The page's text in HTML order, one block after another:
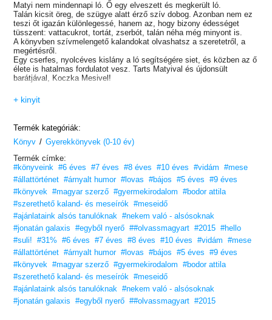
Matyi nem mindennapi ló. Ő egy elveszett és megkerült ló.
Talán kicsit öreg, de szügye alatt érző szív dobog. Azonban nem ez
teszi őt igazán különlegessé, hanem az, hogy bizony édességet
tüsszent: vattacukrot, tortát, zserbót, talán néha még minyont is.
A könyvben szívmelengető kalandokat olvashatsz a szeretetről, a
megértésről.
Egy cserfes, nyolcéves kislány a ló segítségére siet, és közben az ő
élete is hatalmas fordulatot vesz. Tarts Matyival és újdonsült
barátjával, Koczka Mesivel!
Kedves történet kicsiknek és nagyoknak!
+ kinyit
Termék kategóriák:
Könyv / Gyerekkönyvek (0-10 év)
Termék címke:
#könyveink #6 éves #7 éves #8 éves #10 éves #vidám
#mese
#állattörténet #árnyalt humor #lovas #bájos #5 éves
#9 éves
#könyvek #magyar szerző #gyermekirodalom
#bodor attila
#szerethető kaland- és meseírók #meseidő
#ajánlataink alsós tanulóknak #nekem való - alsósoknak
#jonatán galaxis
#egyből nyerő ##olvassmagyart #2015 #hello
#suli!
#31% #6 éves #7 éves #8 éves #10 éves #vidám
#mese
#állattörténet #árnyalt humor #lovas #bájos #5 éves
#9 éves
#könyvek #magyar szerző #gyermekirodalom
#bodor attila
#szerethető kaland- és meseírók #meseidő
#ajánlataink alsós tanulóknak #nekem való - alsósoknak
#jonatán galaxis
#egyből nyerő ##olvassmagyart #2015